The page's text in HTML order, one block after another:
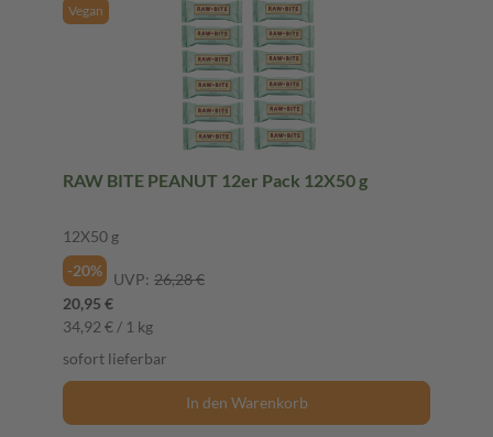
Vegan
RAW BITE PEANUT 12er Pack 12X50 g
12X50 g
-20%
UVP: 26,28 €
20,95 €
34,92 € / 1 kg
sofort lieferbar
In den Warenkorb